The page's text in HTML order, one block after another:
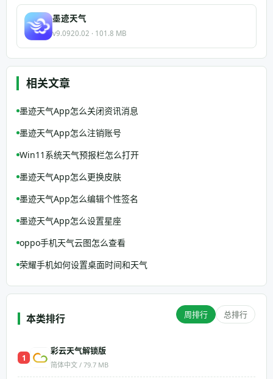
墨迹天气
v9.0920.02 · 101.8 MB
相关文章
墨迹天气App怎么关闭资讯消息
墨迹天气App怎么注销账号
Win11系统天气预报栏怎么打开
墨迹天气App怎么更换皮肤
墨迹天气App怎么编辑个性签名
墨迹天气App怎么设置星座
oppo手机天气云图怎么查看
荣耀手机如何设置桌面时间和天气
本类排行 周排行 总排行
1
彩云天气解锁版
简体中文 / 79.7 MB